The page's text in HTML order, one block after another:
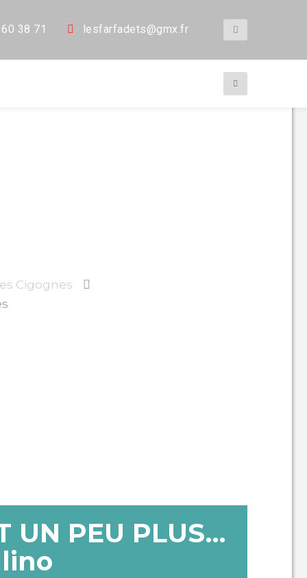
38 71 lesfarfadets@gmx.fr
Cigognes
UN PEU PLUS…